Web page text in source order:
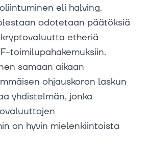
eli halving.
odotetaan päätöksiä
etheriä
toimilupahakemuksiin.
samaan aikaan
ohjauskoron laskun
yhdistelmän, jonka
on hyvin mielenkiintoista